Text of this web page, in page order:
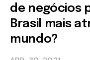
de negócios
Brasil mais
mundo?